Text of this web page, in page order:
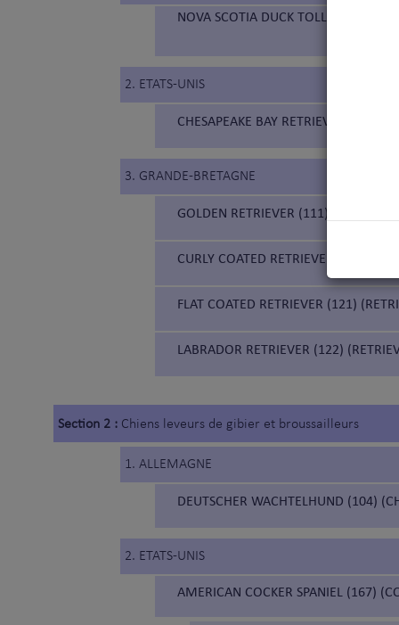
NOVA SCOTIA DUCK TOLLING
2. ETATS-UNIS
CHESAPEAKE BAY RETRIEVER (263)
3. GRANDE-BRETAGNE
GOLDEN RETRIEVER (111)
CURLY COATED RETRIEVER (110)
FLAT COATED RETRIEVER (121)
LABRADOR RETRIEVER (122)
Section 2 : Chiens leveurs de gibier et broussailleurs
1. ALLEMAGNE
DEUTSCHER WACHTELHUND (104)
2. ETATS-UNIS
AMERICAN COCKER SPANIEL (167)